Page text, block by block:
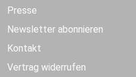
Presse
Newsletter abonnieren
Kontakt
Vertrag widerrufen